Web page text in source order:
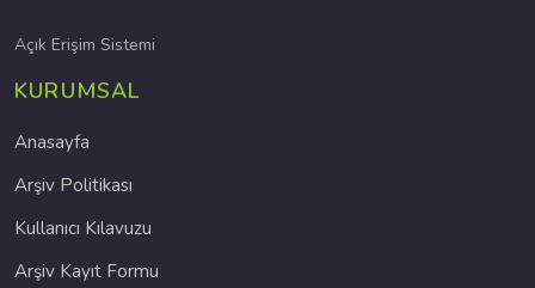
Açık Erişim Sistemi
KURUMSAL
Anasayfa
Arşiv Politikası
Kullanıcı Kılavuzu
Arşiv Kayıt Formu